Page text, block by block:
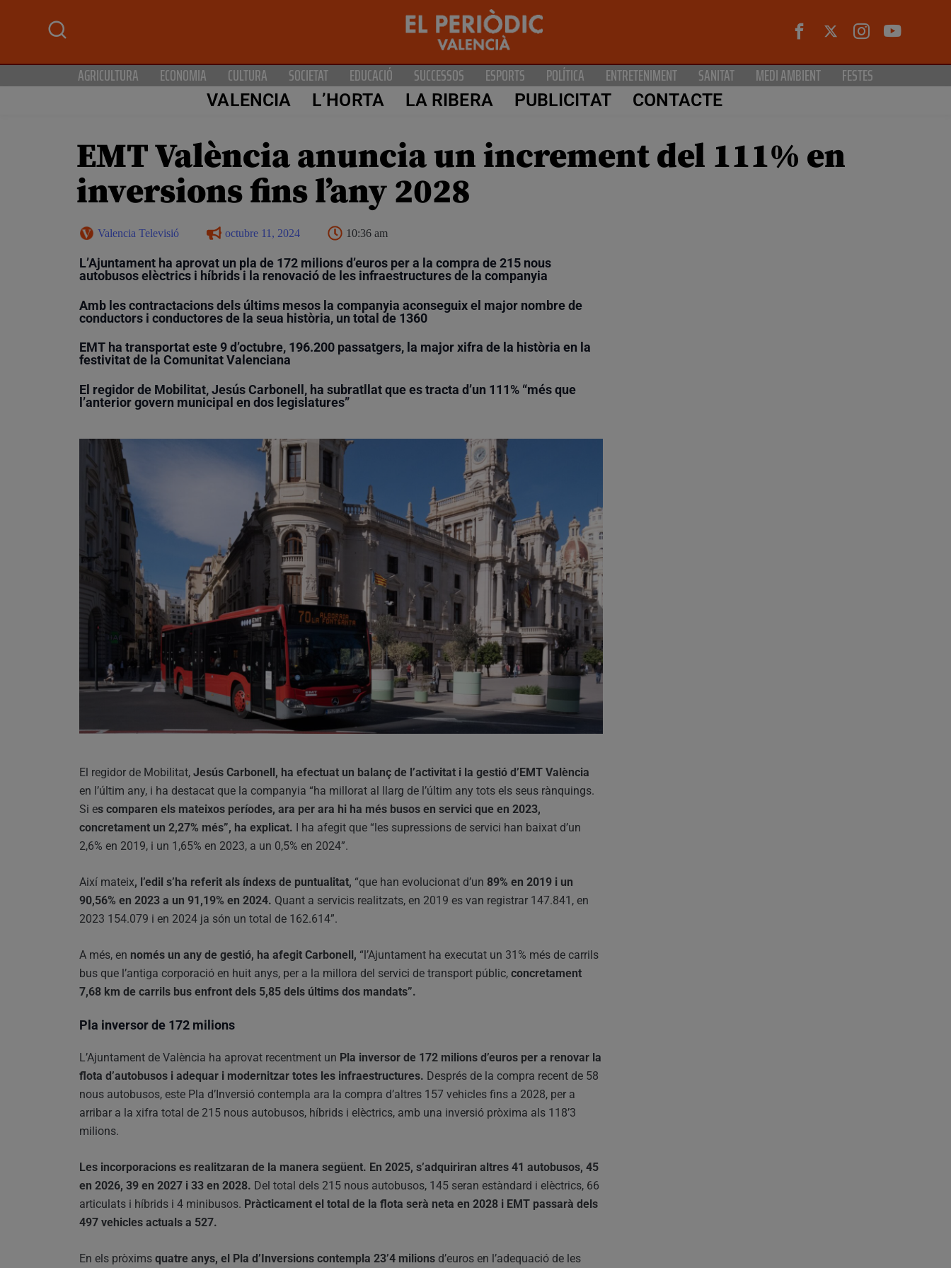
AGRICULTURA ECONOMIA CULTURA SOCIETAT EDUCACIÓ SUCCESSOS ESPORTS POLÍTICA ENTRETENIMENT SANITAT MEDI AMBIENT FESTES
VALENCIA L’HORTA LA RIBERA PUBLICITAT CONTACTE
EMT València anuncia un increment del 111% en
inversions fins l’any 2028
Valencia Televisió octubre 11, 2024 10:36 am
L’Ajuntament ha aprovat un pla de 172 milions d’euros per a la compra de 215 nous
autobusos elèctrics i híbrids i la renovació de les infraestructures de la companyia
Amb les contractacions dels últims mesos la companyia aconseguix el major nombre de
conductors i conductores de la seua història, un total de 1360
EMT ha transportat este 9 d’octubre, 196.200 passatgers, la major xifra de la història en la
festivitat de la Comunitat Valenciana
El regidor de Mobilitat, Jesús Carbonell, ha subratllat que es tracta d’un 111% “més que
l’anterior govern municipal en dos legislatures”
El regidor de Mobilitat, Jesús Carbonell, ha efectuat un balanç de l’activitat i la gestió d’EMT València
en l’últim any, i ha destacat que la companyia “ha millorat al llarg de l’últim any tots els seus rànquings.
Si es comparen els mateixos períodes, ara per ara hi ha més busos en servici que en 2023,
concretament un 2,27% més”, ha explicat. I ha afegit que “les supressions de servici han baixat d’un
2,6% en 2019, i un 1,65% en 2023, a un 0,5% en 2024”.
Així mateix, l’edil s’ha referit als índexs de puntualitat, “que han evolucionat d’un 89% en 2019 i un
90,56% en 2023 a un 91,19% en 2024. Quant a servicis realitzats, en 2019 es van registrar 147.841, en
2023 154.079 i en 2024 ja són un total de 162.614”.
A més, en només un any de gestió, ha afegit Carbonell, “l’Ajuntament ha executat un 31% més de carrils
bus que l’antiga corporació en huit anys, per a la millora del servici de transport públic, concretament
7,68 km de carrils bus enfront dels 5,85 dels últims dos mandats”.
Pla inversor de 172 milions
L’Ajuntament de València ha aprovat recentment un Pla inversor de 172 milions d’euros per a renovar la
flota d’autobusos i adequar i modernitzar totes les infraestructures. Després de la compra recent de 58
nous autobusos, este Pla d’Inversió contempla ara la compra d’altres 157 vehicles fins a 2028, per a
arribar a la xifra total de 215 nous autobusos, híbrids i elèctrics, amb una inversió pròxima als 118’3
milions.
Les incorporacions es realitzaran de la manera següent. En 2025, s’adquiriran altres 41 autobusos, 45
en 2026, 39 en 2027 i 33 en 2028. Del total dels 215 nous autobusos, 145 seran estàndard i elèctrics, 66
articulats i híbrids i 4 minibusos. Pràcticament el total de la flota serà neta en 2028 i EMT passarà dels
497 vehicles actuals a 527.
En els pròxims quatre anys, el Pla d’Inversions contempla 23’4 milions d’euros en l’adequació de les